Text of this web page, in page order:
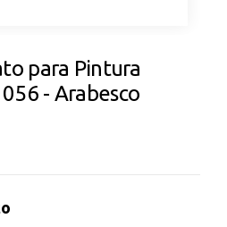
para Pintura
- Arabesco